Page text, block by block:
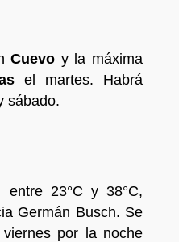
Cuevo y la máxima
el martes. Habrá
sábado.
entre 23°C y 38°C,
Germán Busch. Se
por la noche